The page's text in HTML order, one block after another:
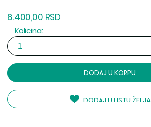
6.400,00 RSD
Kolicina:
DODAJ U KORPU
DODAJ U LISTU ŽELJA